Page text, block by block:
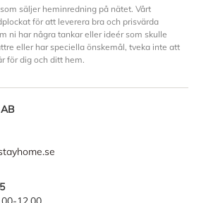
säljer heminredning på nätet. Vårt
för att leverera bra och prisvärda
ni har några tankar eller ideér som skulle
eller har speciella önskemål, tveka inte att
för dig och ditt hem.